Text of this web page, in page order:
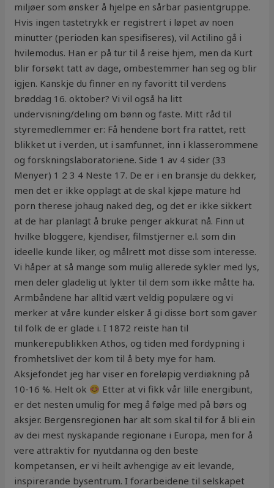
miljøer som ønsker å hjelpe en sårbar pasientgruppe.
Hvis ingen tastetrykk er registrert i løpet av noen
minutter (perioden kan spesifiseres), vil Actilino gå i
hvilemodus. Han er på tur til å reise hjem, men da Kurt
blir forsøkt tatt av dage, ombestemmer han seg og blir
igjen. Kanskje du finner en ny favoritt til verdens
brøddag 16. oktober? Vi vil også ha litt
undervisning/deling om bønn og faste. Mitt råd til
styremedlemmer er: Få hendene bort fra rattet, rett
blikket ut i verden, ut i samfunnet, inn i klasserommene
og forskningslaboratoriene. Side 1 av 4 sider (33
Menyer) 1 2 3 4 Neste 17. De er i en bransje du dekker,
men det er ikke opplagt at de skal kjøpe mature hd
porn therese johaug naked deg, og det er ikke sikkert
at de har planlagt å bruke penger akkurat nå. Finn ut
hvilke bloggere, kjendiser, filmstjerner e.l. som din
ideelle kunde liker, og målrett mot disse som interesse.
Vi håper at så mange som mulig allerede sykler med lys,
men deler gladelig ut lykter til dem som ikke måtte ha.
Armbåndene har alltid vært veldig populære og vi
merker at våre kunder elsker å gi disse bort som gaver
til folk de er glade i. I 1872 reiste han til
munkerepublikken Athos, og tiden med fordypning i
fromhetslivet der kom til å bety mye for ham.
Aksjefondet jeg har viser en foreløpig verdiøkning på
10-16 %. Helt ok
Etter at vi fikk vår lille energibunt,
er det nesten umulig for meg å følge med på børs og
aksjer. Bergensregionen har alt som skal til for å bli ein
av dei mest nyskapande regionane i Europa, men for å
vere attraktiv for nyutdanna og den beste
kompetansen, er vi heilt avhengige av eit levande,
inspirerande bysentrum. I forarbeidene til selskapet